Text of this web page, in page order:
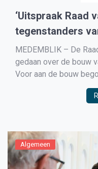
‘Uitspraak Raad
tegenstanders
op land’
MEDEMBLIK – De
gedaan over de bouw
Voor aan de bouw
milieubeoordeling
hoeveelheid geluid
Algemeen